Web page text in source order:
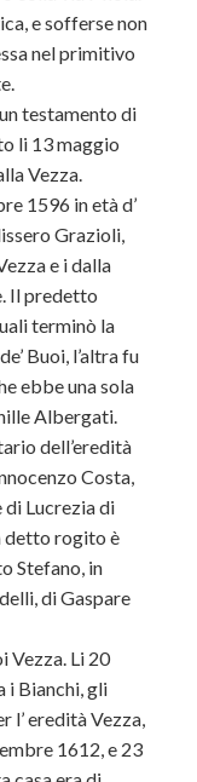
e sofferse non
nel primitivo
testamento di
li 13 maggio
Vezza.
1596 in età d’
Grazioli,
e i dalla
Il predetto
terminò la
Buoi, l’altra fu
ebbe una sola
Albergati.
dell’eredità
Costa,
di Lucrezia di
detto rogito è
Stefano, in
di Gaspare
Vezza. Li 20
i Bianchi, gli
l’ eredità Vezza,
1612, e 23